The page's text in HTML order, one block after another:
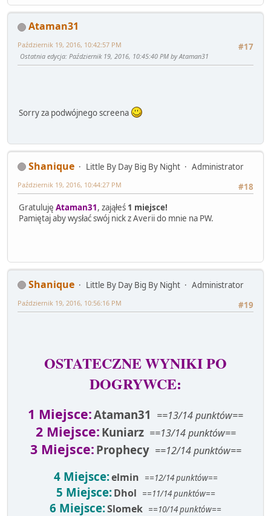
Ataman31
#17
Październik 19, 2016, 10:42:57 PM
Ostatnia edycja: Październik 19, 2016, 10:45:40 PM by Ataman31
Sorry za podwójnego screena
Shanique Little By Day Big By Night
Administrator
#18
Październik 19, 2016, 10:44:27 PM
Gratuluję Ataman31, zająłeś 1 miejsce!
Pamiętaj aby wysłać swój nick z Averii do mnie na PW.
Shanique Little By Day Big By Night
Administrator
#19
Październik 19, 2016, 10:56:16 PM
OSTATECZNE WYNIKI PO
DOGRYWCE:
1 Miejsce:Ataman31 ==13/14 punktów==
2 Miejsce: Kuniarz ==13/14 punktów==
3 Miejsce: Prophecy ==12/14 punktów==
4 Miejsce:elmin ==12/14 punktów==
5 Miejsce: Dhol ==11/14 punktów==
6 Miejsce:Slomek ==10/14 punktów==